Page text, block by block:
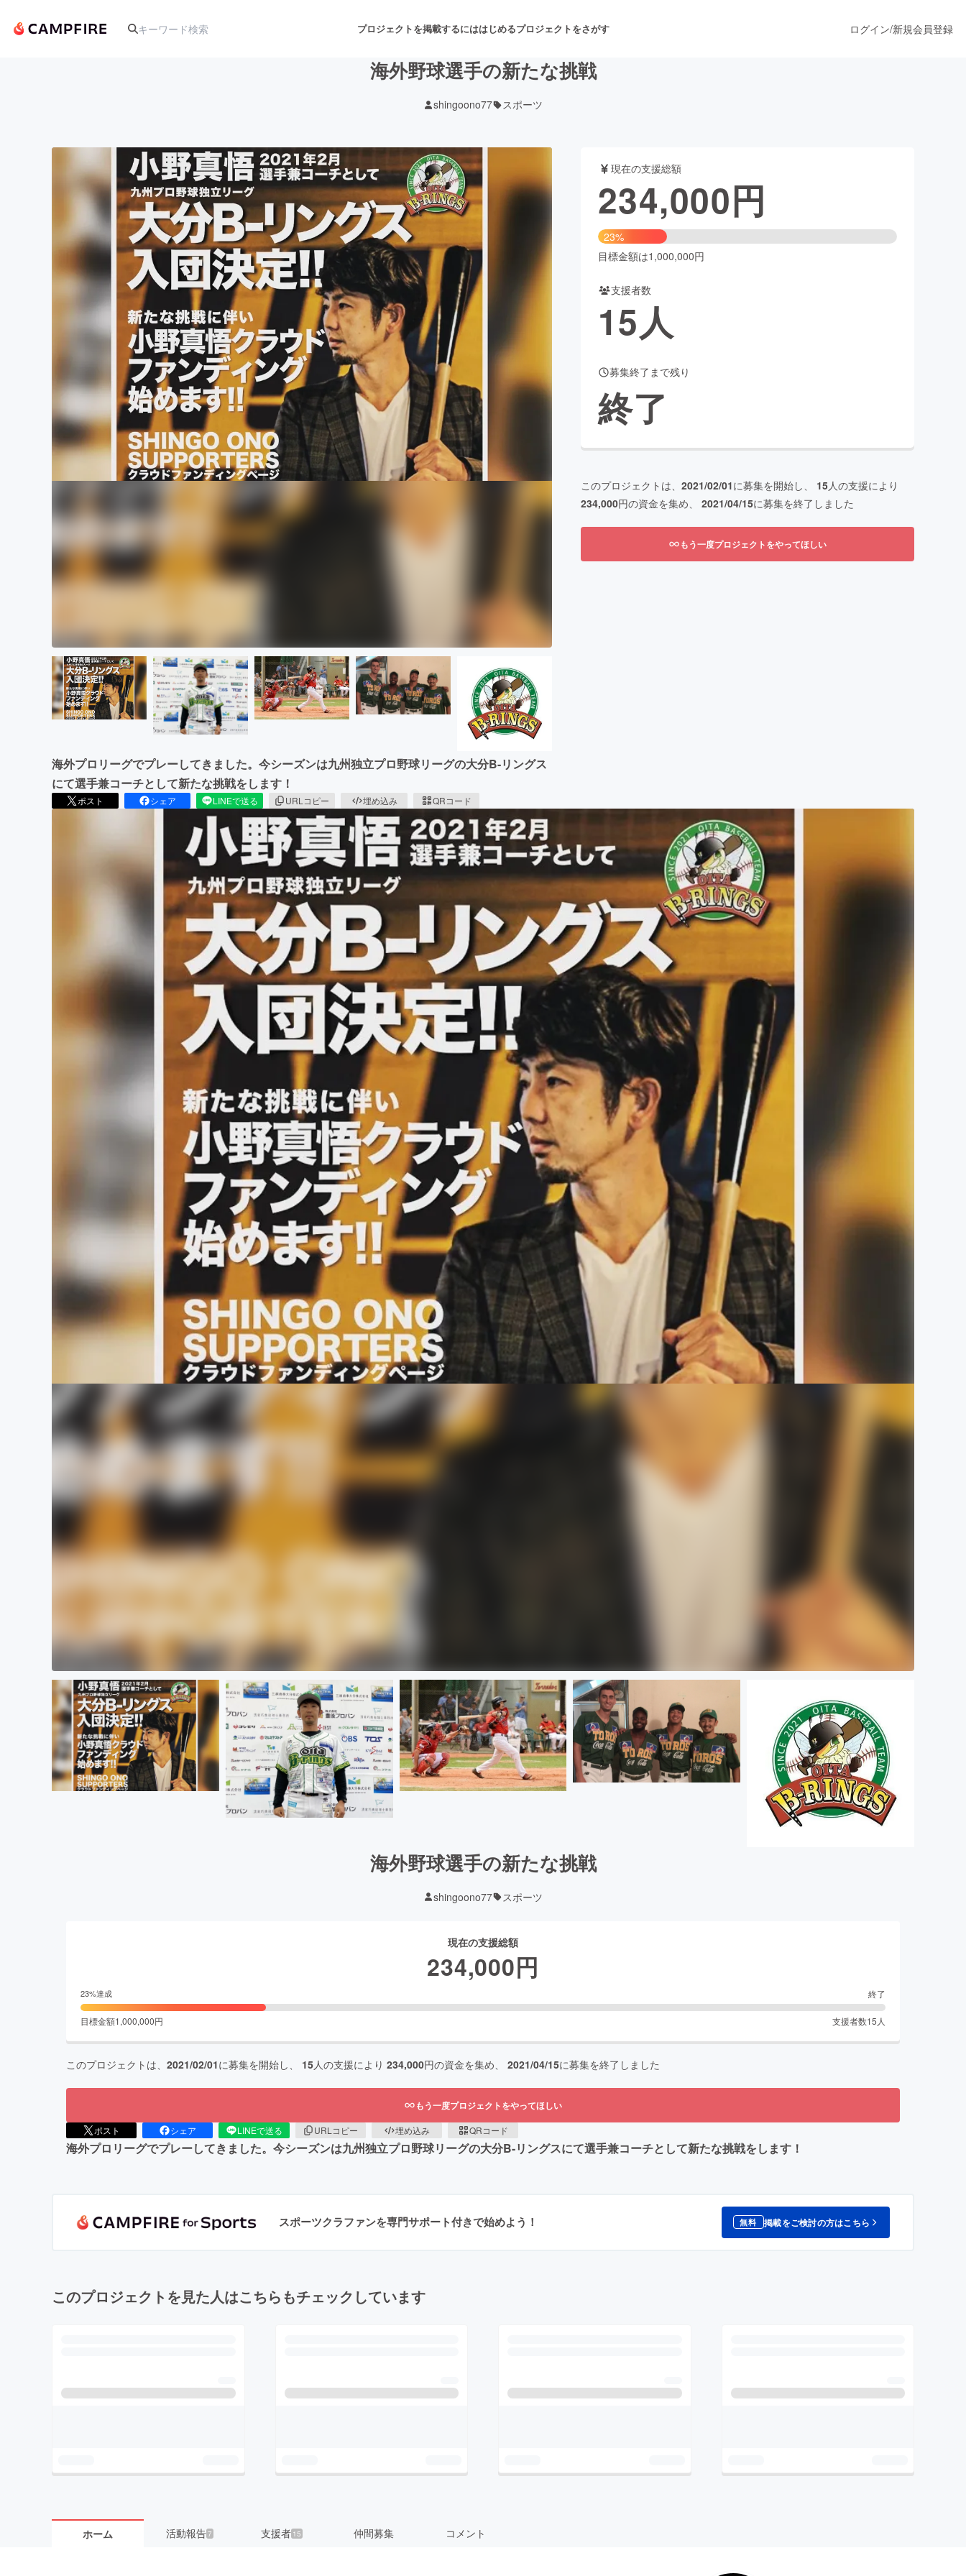
プロジェクトを掲載するにははじめるプロジェクトをさがす
アート・写真 音楽 舞台・パフォーマンス
テクノロジー・ガジェット ゲーム・サービス開発 フード・飲食店 ファッション
映像・映画 書籍・雑誌出版 アニメ・漫画
ビジネス・起業 チャレンジ ビューティー・ヘルスケア
まちづくり・地域活性化
CAMPFIRE for Social Good
CAMPFIRE Creation
CAMPFIREふるさと納税
コミュニティ
ログイン/新規会員登録
海外野球選手の新たな挑戦
shingoono77 スポーツ
海外プロリーグでプレーしてきました。今シーズンは九州独立プロ野球リーグの大分B-リングス
にて選手兼コーチとして新たな挑戦をします！
ポスト シェア LINEで送る URLコピー 埋め込み QRコード
現在の支援総額
234,000円
23%
目標金額は1,000,000円
支援者数
15人
募集終了まで残り
終了
このプロジェクトは、 2021/02/01に募集を開始し、 15人の支援により
234,000円の資金を集め、 2021/04/15に募集を終了しました
もう一度プロジェクトをやってほしい
海外野球選手の新たな挑戦
shingoono77 スポーツ
現在の支援総額
234,000円
23%達成 終了
目標金額1,000,000円 支援者数15 人
このプロジェクトは、 2021/02/01に募集を開始し、 15人の支援により 234,000円の資金を集め、 2021/04/15に募集を終了しました
もう一度プロジェクトをやってほしい
ポスト シェア LINEで送る URLコピー 埋め込み QRコード
海外プロリーグでプレーしてきました。今シーズンは九州独立プロ野球リーグの大分B-リングスにて選手兼コーチとして新たな挑戦をします！
スポーツクラファンを専門サポート付きで始めよう！ 無料 掲載をご検討の方はこちら
このプロジェクトを見た人はこちらもチェックしています
ホーム 活動報告7 支援者 15 仲間募集 コメント